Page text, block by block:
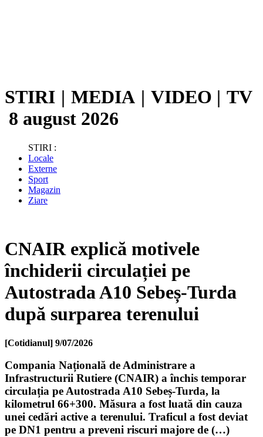
STIRI | MEDIA | VIDEO | TV
8 august 2026
STIRI :
Locale
Externe
Sport
Magazin
Ziare
CNAIR explică motivele
închiderii circulației pe
Autostrada A10 Sebeș-Turda
după surparea terenului
[Cotidianul] 9/07/2026
Compania Națională de Administrare a
Infrastructurii Rutiere (CNAIR) a închis temporar
circulația pe Autostrada A10 Sebeș-Turda, la
kilometrul 66+300. Măsura a fost luată din cauza
unei cedări active a terenului. Traficul a fost deviat
pe DN1 pentru a preveni riscuri majore de (…)